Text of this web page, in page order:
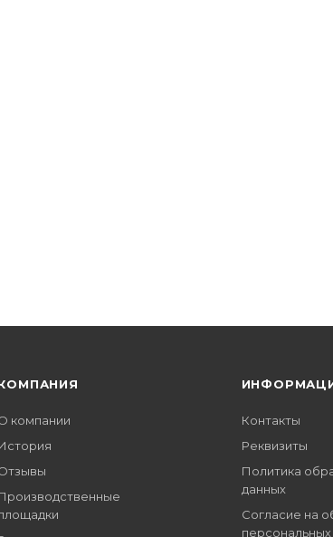
компании
Контакты
Реквизиты
Политика
данных
Согласие на